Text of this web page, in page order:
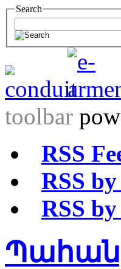
Search
toolbar
RSS
RSS
RSS